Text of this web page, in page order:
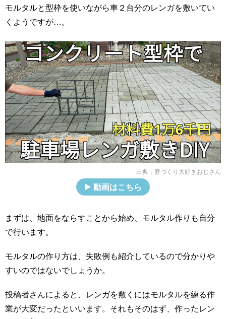
モルタルと型枠を使いながら車２台分のレンガを敷いてい
くようですが…。
出典： 庭づくり大好きおじさん
動画はこちら
まずは、地面をならすことから始め、モルタル作りも自分
で行います。
モルタルの作り方は、失敗例も紹介しているので分かりや
すいのではないでしょうか。
投稿者さんによると、レンガを敷くにはモルタルを練る作
業が大変だったといいます。それもそのはず、作ったレン